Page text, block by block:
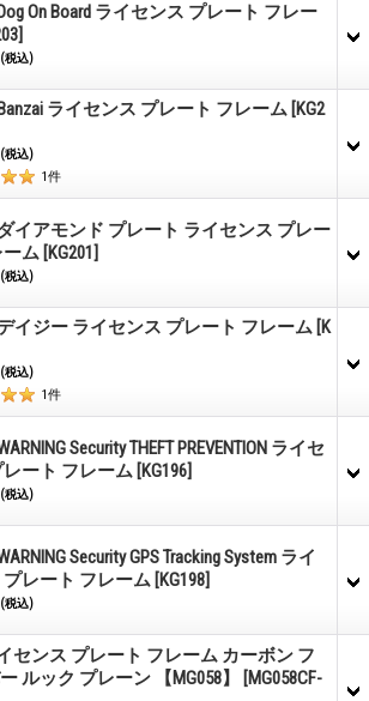
On Board ライセンス プレート フレー
(税込)
ライセンス プレート フレーム [KG2
(税込)
1件
ダイアモンド プレート ライセンス プレー
ーム [KG201]
(税込)
デイジー ライセンス プレート フレーム [K
(税込)
1件
Security THEFT PREVENTION ライセ
レート フレーム [KG196]
(税込)
Security GPS Tracking System ライ
プレート フレーム [KG198]
(税込)
センス プレート フレーム カーボン フ
ルック プレーン 【MG058】
[MG058CF-